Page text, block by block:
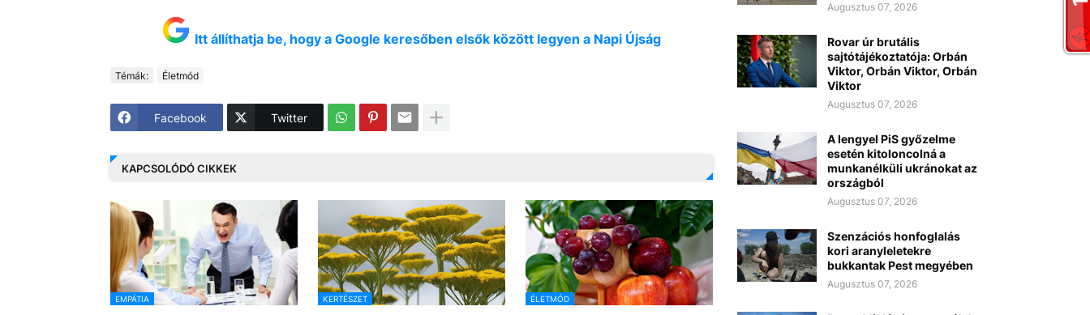
Itt állíthatja be, hogy a Google keresőben elsők között legyen a Napi Újság
Témák: Életmód
Facebook Twitter
KAPCSOLÓDÓ CIKKEK
EMPÁTIA KERTÉSZET ÉLETMÓD
Augusztus 07, 2026
Rovar úr brutális
sajtótájékoztatója: Orbán
Viktor, Orbán Viktor, Orbán
Viktor
Augusztus 07, 2026
A lengyel PiS győzelme
esetén kitoloncolná a
munkanélküli ukránokat az
országból
Augusztus 07, 2026
Szenzációs honfoglalás
kori aranyleletekre
bukkantak Pest megyében
Augusztus 07, 2026